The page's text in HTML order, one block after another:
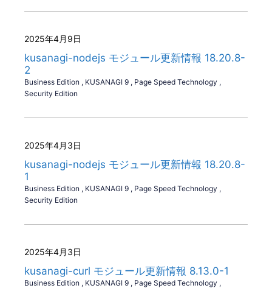
2025年4月9日
kusanagi-nodejs モジュール更新情報 18.20.8-
2
Business Edition , KUSANAGI 9 , Page Speed Technology ,
Security Edition
2025年4月3日
kusanagi-nodejs モジュール更新情報 18.20.8-
1
Business Edition , KUSANAGI 9 , Page Speed Technology ,
Security Edition
2025年4月3日
kusanagi-curl モジュール更新情報 8.13.0-1
Business Edition , KUSANAGI 9 , Page Speed Technology ,